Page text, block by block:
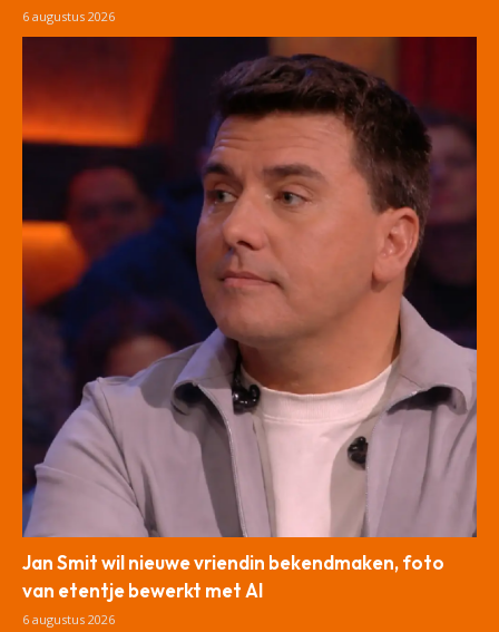
6 augustus 2026
Jan Smit wil nieuwe vriendin bekendmaken, foto
van etentje bewerkt met AI
6 augustus 2026